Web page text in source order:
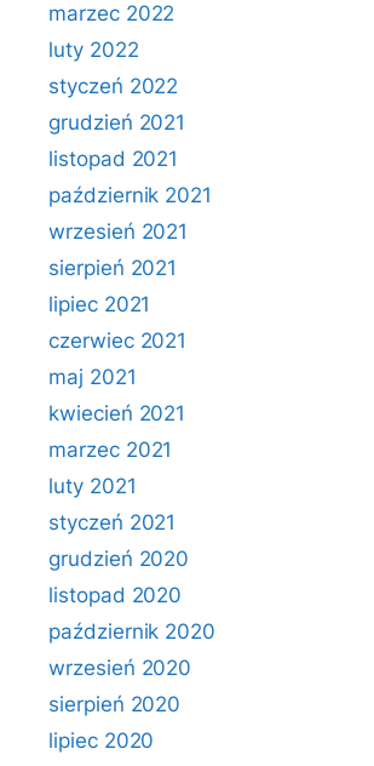
marzec 2022
luty 2022
styczeń 2022
grudzień 2021
listopad 2021
październik 2021
wrzesień 2021
sierpień 2021
lipiec 2021
czerwiec 2021
maj 2021
kwiecień 2021
marzec 2021
luty 2021
styczeń 2021
grudzień 2020
listopad 2020
październik 2020
wrzesień 2020
sierpień 2020
lipiec 2020